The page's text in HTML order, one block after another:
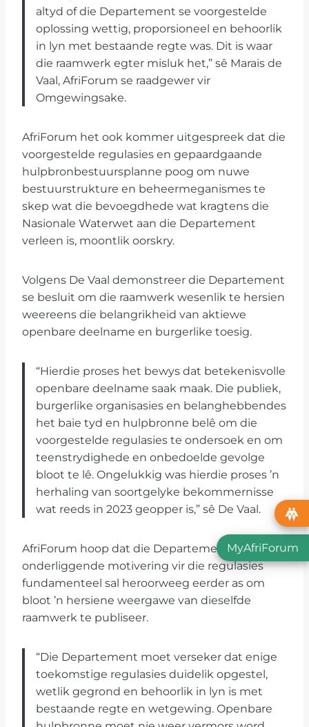
altyd of die Departement se voorgestelde
oplossing wettig, proporsioneel en behoorlik
in lyn met bestaande regte was. Dit is waar
die raamwerk egter misluk het,” sê Marais de
Vaal, AfriForum se raadgewer vir
Omgewingsake.
AfriForum het ook kommer uitgespreek dat die
voorgestelde regulasies en gepaardgaande
hulpbronbestuursplanne poog om nuwe
bestuurstrukture en beheermeganismes te
skep wat die bevoegdhede wat kragtens die
Nasionale Waterwet aan die Departement
verleen is, moontlik oorskry.
Volgens De Vaal demonstreer die Departement
se besluit om die raamwerk wesenlik te hersien
weereens die belangrikheid van aktiewe
openbare deelname en burgerlike toesig.
“Hierdie proses het bewys dat betekenisvolle
openbare deelname saak maak. Die publiek,
burgerlike organisasies en belanghebbendes
het baie tyd en hulpbronne belê om die
voorgestelde regulasies te ondersoek en om
teenstrydighede en onbedoelde gevolge
bloot te lê. Ongelukkig was hierdie proses ’n
herhaling van soortgelyke bekommernisse
wat reeds in 2023 geopper is,” sê De Vaal.
AfriForum hoop dat die Departement nou die
onderliggende motivering vir die regulasies
fundamenteel sal heroorweeg eerder as om
bloot ’n hersiene weergawe van dieselfde
raamwerk te publiseer.
“Die Departement moet verseker dat enige
toekomstige regulasies duidelik opgestel,
wetlik gegrond en behoorlik in lyn is met
bestaande regte en wetgewing. Openbare
MyAfriForum